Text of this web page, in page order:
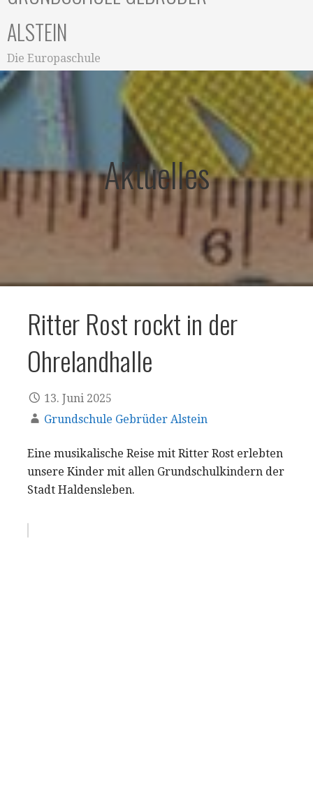
ALSTEIN
Die Europaschule
Aktuelles
Ritter Rost rockt in der
Ohrelandhalle
13. Juni 2025
Grundschule Gebrüder Alstein
Eine musikalische Reise mit Ritter Rost erlebten
unsere Kinder mit allen Grundschulkindern der
Stadt Haldensleben.